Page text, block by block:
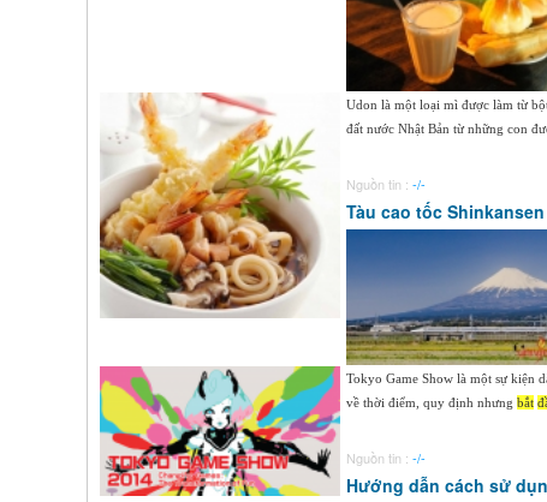
Udon là một loại mì được làm từ
đất nước Nhật Bản từ những con
Nguồn tin : -/-
Tàu cao tốc Shinkansen
Tokyo Game Show là một sự kiện
về thời điểm, quy định nhưng bắt
Nguồn tin : -/-
Hướng dẫn cách sử